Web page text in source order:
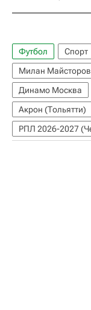
Футбол Спорт
Милан
Динамо Москва
Акрон (Тольятти)
РПЛ 2026-2027